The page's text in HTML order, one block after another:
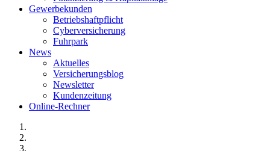
Gewerbekunden
Betriebshaftpflicht
Cyberversicherung
Fuhrpark
News
Aktuelles
Versicherungsblog
Newsletter
Kundenzeitung
Online-Rechner